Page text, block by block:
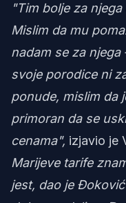
"Tim bolje za
Mislim da mu
nadam se za
svoje porodice ni
ponude, mislim da
primoran da se
cenama", izjavio je
Marijeve tarife
jest, dao je